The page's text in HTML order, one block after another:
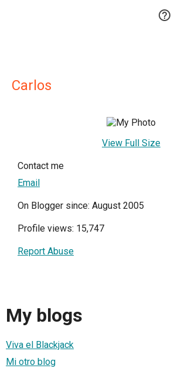

Carlos
View Full Size
Contact me
Email
On Blogger since: August 2005
Profile views: 15,747
Report Abuse
My blogs
Viva el Blackjack
Mi otro blog